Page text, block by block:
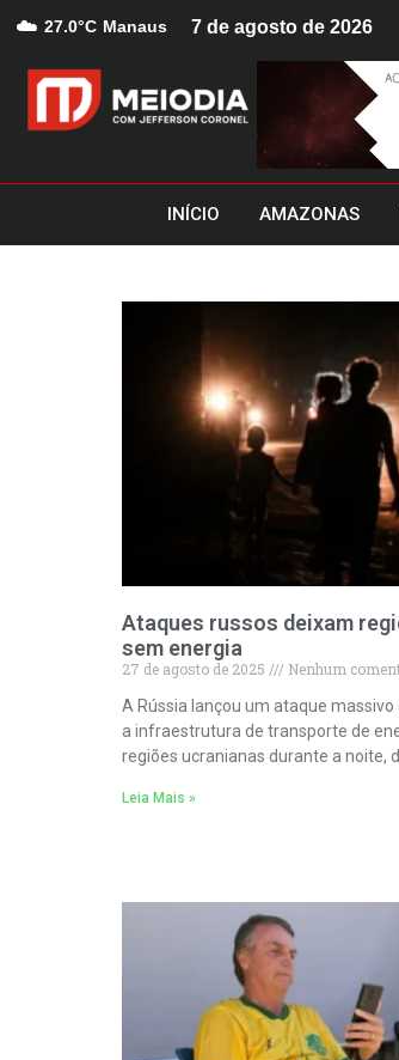
☁️ 27.0°C Manaus 7 de agosto de 2026
INÍCIO AMAZONAS
Ataques russos deixam
sem energia
27 de agosto de 2025
Nenhum
A Rússia lançou um ataque
a infraestrutura de transporte de
regiões ucranianas durante a noite,
Leia Mais »